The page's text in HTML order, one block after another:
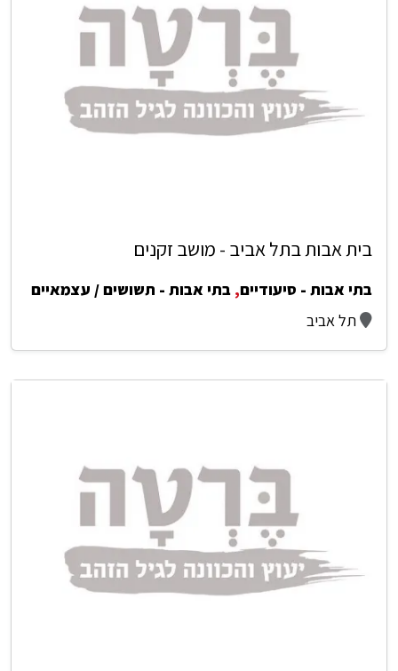
בית אבות בתל אביב - מושב זקנים
בתי אבות - סיעודיים, בתי אבות - תשושים / עצמאיים
תל אביב